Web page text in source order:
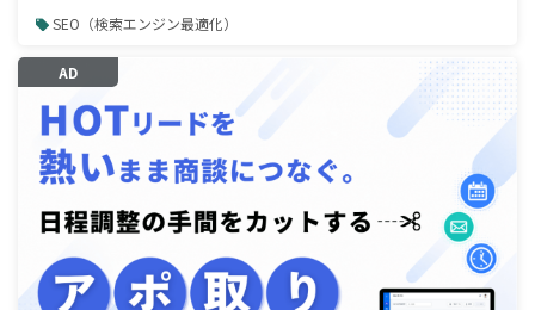
SEO（検索エンジン最適化）
AD